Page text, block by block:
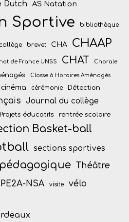
Dutch AS Natation
Sportive bibliothèque
brevet CHA CHAAP
de France UNSS CHAT Chorale
Classe à Horaires Aménagés
cérémonie Détection
Journal du collège
Projets éducatifs rentrée scolaire
Basket-ball
sections sportives
Théâtre
NSA visite vélo